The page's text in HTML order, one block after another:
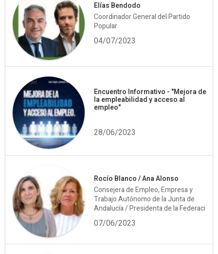
Elías Bendodo
Coordinador General del Partido
Popular
04/07/2023
Encuentro Informativo - "Mejora de
la empleabilidad y acceso al
empleo"
28/06/2023
Rocío Blanco / Ana Alonso
Consejera de Empleo, Empresa y
Trabajo Autónomo de la Junta de
Andalucía / Presidenta de la Federaci
07/06/2023